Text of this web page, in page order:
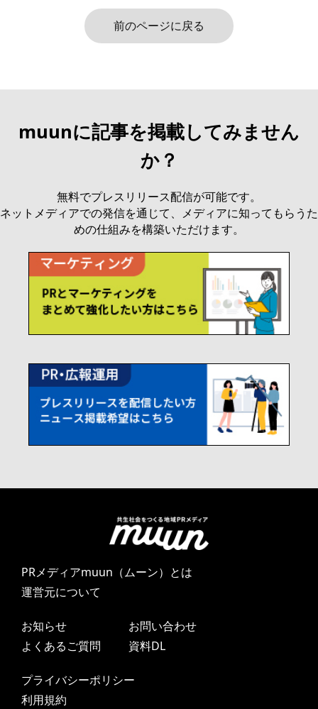
前のページに戻る
muunに記事を掲載してみません
か？
無料でプレスリリース配信が可能です。
ネットメディアでの発信を通じて、メディアに知ってもらうた
めの仕組みを構築いただけます。
PRメディアmuun（ムーン）とは
運営元について
お知らせ
よくあるご質問
お問い合わせ
資料DL
プライバシーポリシー
利用規約